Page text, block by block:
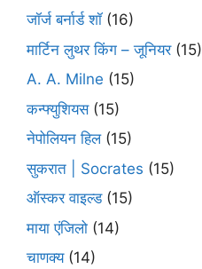
जॉर्ज बर्नार्ड शॉ(16)
मार्टिन लुथर किंग – जूनियर(15)
A. A. Milne (15)
कन्फ्युशियस(15)
नेपोलियन हिल(15)
सुकरात | Socrates (15)
ऑस्कर वाइल्ड(15)
माया एंजिलो (14)
चाणक्य(14)